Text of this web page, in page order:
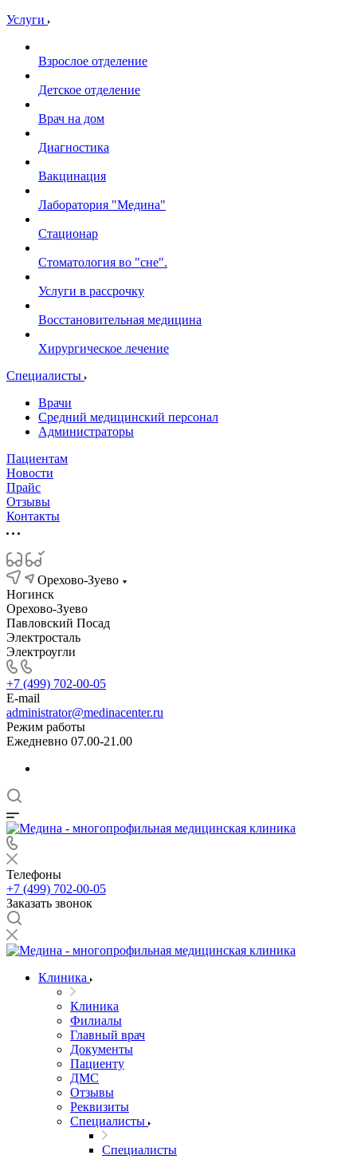
Услуги
Взрослое отделение
Детское отделение
Врач на дом
Диагностика
Вакцинация
Лаборатория "Медина"
Стационар
Стоматология во "сне".
Услуги в рассрочку
Восстановительная медицина
Хирургическое лечение
Специалисты
Врачи
Средний медицинский персонал
Администраторы
Пациентам
Новости
Прайс
Отзывы
Контакты
Орехово-Зуево
Ногинск
Орехово-Зуево
Павловский Посад
Электросталь
Электроугли
+7 (499) 702-00-05
E-mail
administrator@medinacenter.ru
Режим работы
Ежедневно 07.00-21.00
Телефоны
+7 (499) 702-00-05
Заказать звонок
Клиника
Клиника
Филиалы
Главный врач
Документы
Пациенту
ДМС
Отзывы
Реквизиты
Специалисты
Специалисты